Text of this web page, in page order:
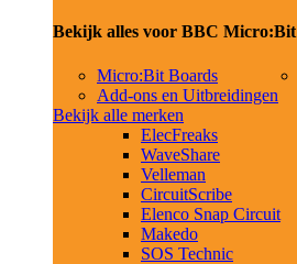
Bekijk alles voor BBC Micro:Bit
Micro:Bit Boards
Add-ons en Uitbreidingen
Bekijk alle merken
ElecFreaks
WaveShare
Velleman
CircuitScribe
Elenco Snap Circuit
Makedo
SOS Technic